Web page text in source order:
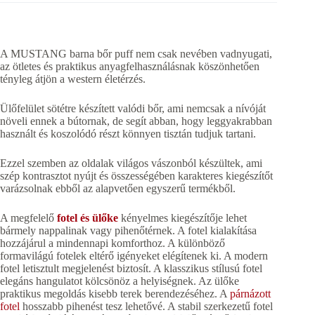
A MUSTANG barna bőr puff nem csak nevében vadnyugati,
az ötletes és praktikus anyagfelhasználásnak köszönhetően
tényleg átjön a western életérzés.
Ülőfelület sötétre készített valódi bőr, ami nemcsak a nívóját
növeli ennek a bútornak, de segít abban, hogy leggyakrabban
használt és koszolódó részt könnyen tisztán tudjuk tartani.
Ezzel szemben az oldalak világos vászonból készültek, ami
szép kontrasztot nyújt és összességében karakteres kiegészítőt
varázsolnak ebből az alapvetően egyszerű termékből.
A megfelelő fotel és ülőke kényelmes kiegészítője lehet
bármely nappalinak vagy pihenőtérnek. A fotel kialakítása
hozzájárul a mindennapi komforthoz. A különböző
formavilágú fotelek eltérő igényeket elégítenek ki. A modern
fotel letisztult megjelenést biztosít. A klasszikus stílusú fotel
elegáns hangulatot kölcsönöz a helyiségnek. Az ülőke
praktikus megoldás kisebb terek berendezéséhez. Apárnázott
fotel hosszabb pihenést tesz lehetővé. A stabil szerkezetű fotel